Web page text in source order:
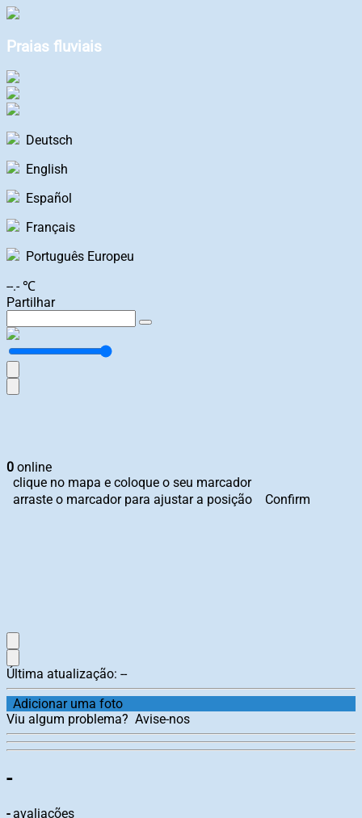
Praias fluviais
Deutsch
English
Español
Français
Português Europeu
--.- ℃
Partilhar
0 online
clique no mapa e coloque o seu marcador
arraste o marcador para ajustar a posição
Confirm
Última atualização: --
Adicionar uma foto
Viu algum problema? Avise-nos
-
-avaliações